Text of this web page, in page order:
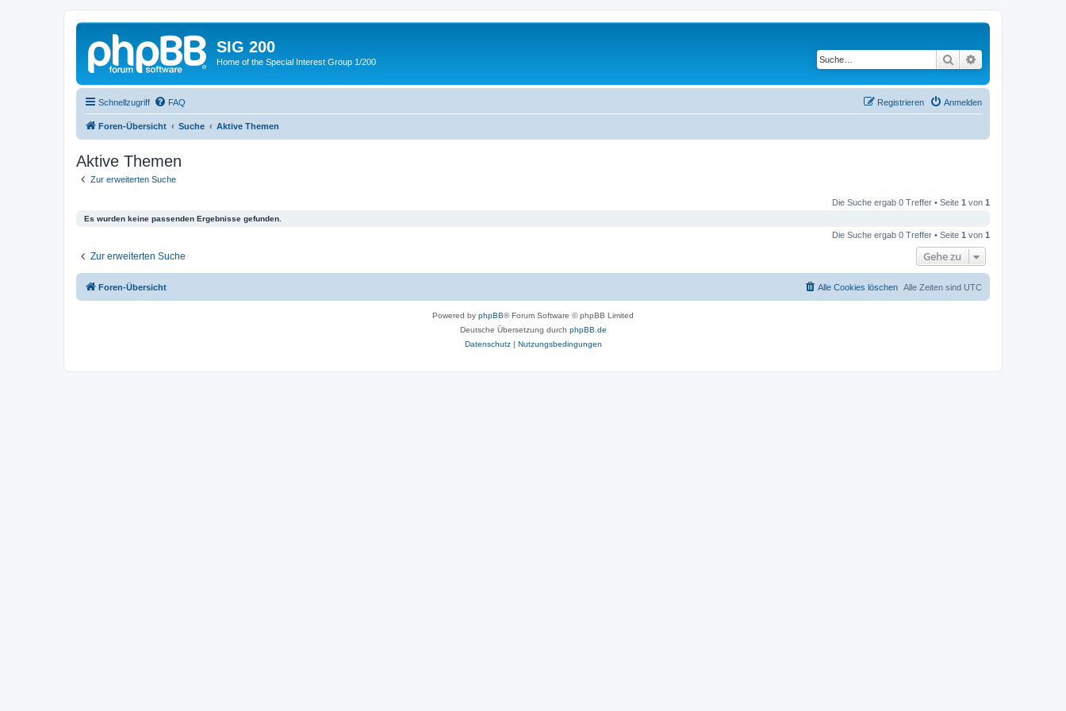
SIG 200
Home of the Special Interest Group 1/200 Suche
Schnellzugriff FAQ Anmelden
Registrieren
Foren-Übersicht Suche Aktive Themen
Aktive Themen
Zur erweiterten Suche
Die Suche ergab 0 Treffer • Seite 1 von 1
Es wurden keine passenden Ergebnisse gefunden.
Die Suche ergab 0 Treffer • Seite 1 von 1
Zur erweiterten Suche Gehe zu
Foren-Übersicht Alle Zeiten sind UTC
Alle Cookies löschen
Powered by phpBB® Forum Software © phpBB Limited
Deutsche Übersetzung durch phpBB.de
Datenschutz| Nutzungsbedingungen